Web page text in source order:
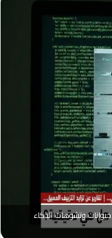
وتشوهات الذكاء